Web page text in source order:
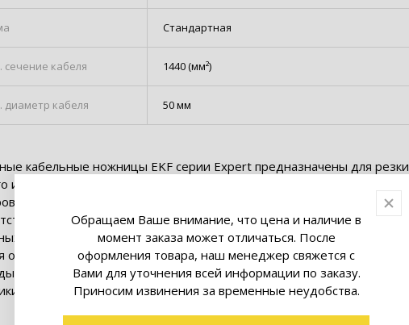
Стандартная
сечение кабеля 1440 (мм²)
диаметр кабеля 50 мм
кабельные ножницы EKF серии Expert предназначены для резки
и алюминиевого одно-и многожильного кабеля со всеми видами
провода типа А и АС, СИП, тросов, арматуры и цепей из
низколегированных сталей. Основное достоинство
ножниц заключается в том, что благодаря храповому механизму
осуществлять резку кабелей большого диаметра (до 130мм) не
значительных усилий и не используя при этом дополнительные
энергии.
Обращаем Ваше внимание, что цена и наличие в
момент заказа может отличаться. После
оформления товара, наш менеджер свяжется с
Вами для уточнения всей информации по заказу.
Приносим извинения за временные неудобства.